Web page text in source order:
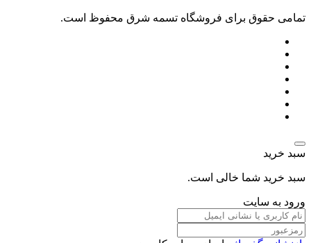
تمامی حقوق برای فروشگاه تسمه شرق محفوظ است.
سبد خرید
سبد خرید شما خالی است.
ورود به سایت